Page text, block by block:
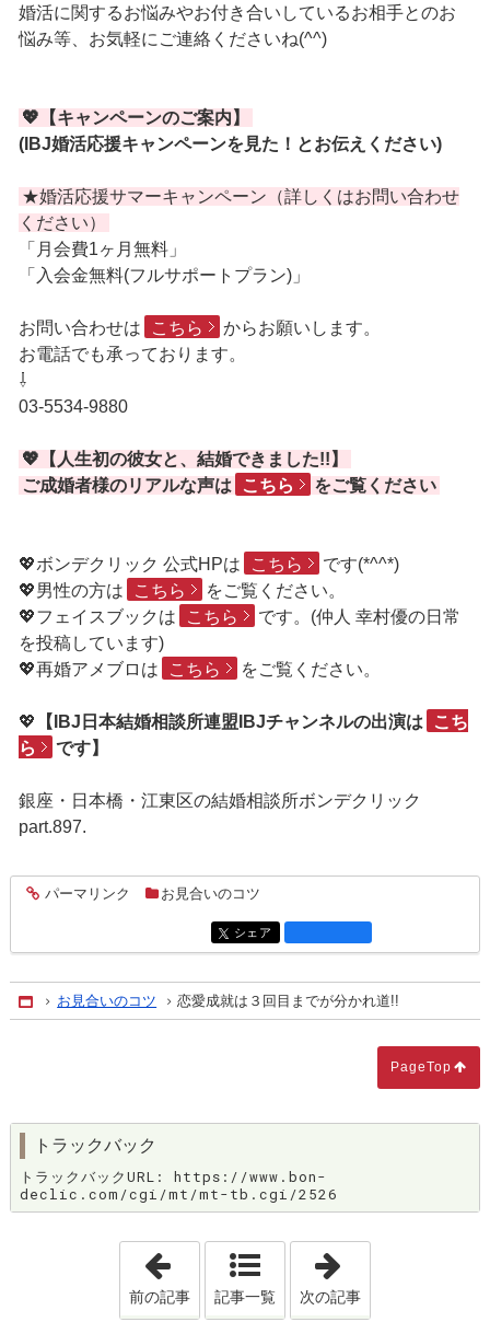
婚活に関するお悩みやお付き合いしているお相手とのお
悩み等、お気軽にご連絡くださいね(^^)
💖【キャンペーンのご案内】
(IBJ婚活応援キャンペーンを見た！とお伝えください)
★婚活応援サマーキャンペーン（詳しくはお問い合わせ
ください）
「月会費1ヶ月無料」
「入会金無料(フルサポートプラン)」
お問い合わせは こちら
からお願いします。
お電話でも承っております。
⇩
03-5534-9880
💖【人生初の彼女と、結婚できました!!】
ご成婚者様のリアルな声は
こちら をご覧ください
💖ボンデクリック 公式HPは こちら
です(*^^*)
💖男性の方は
こちら
をご覧ください。
💖フェイスブックは
こちら
です。(仲人 幸村優の日常
を投稿しています)
💖再婚アメブロは
こちら をご覧ください。
💖 【IBJ日本結婚相談所連盟IBJチャンネルの出演は
こち
ら
です】
銀座・日本橋・江東区の結婚相談所ボンデクリック
part.897.
entry2539
パーマリンク お見合いのコツ
entry2539
シェア
Home
お見合いのコツ 恋愛成就は３回目までが分かれ道!!
PageTop
トラックバック
トラックバックURL: https://www.bon-
declic.com/cgi/mt/mt-tb.cgi/2526
「婚活が上手くいく♥愛され恋愛力」
前の記事 記事一覧 次の記事